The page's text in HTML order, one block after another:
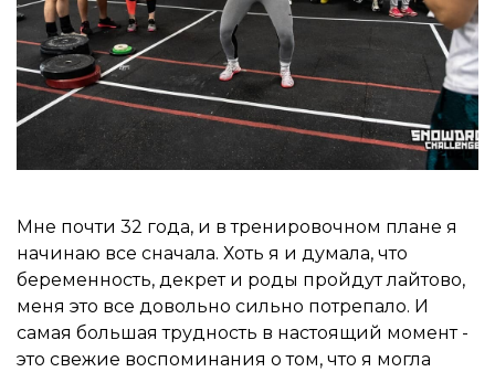
Мне почти 32 года, и в тренировочном плане я
начинаю все сначала. Хоть я и думала, что
беременность, декрет и роды пройдут лайтово,
меня это все довольно сильно потрепало. И
самая большая трудность в настоящий момент -
это свежие воспоминания о том, что я могла